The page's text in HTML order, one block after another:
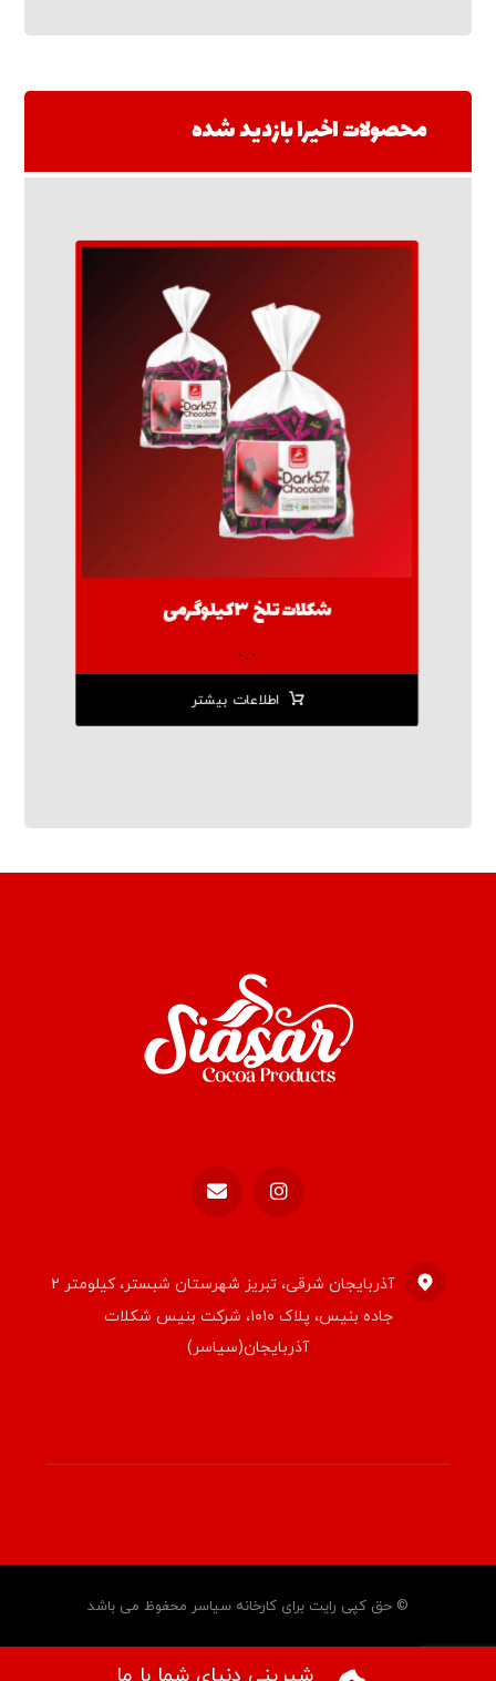
محصولات اخیرا بازدید شده
شکلات تلخ ۳کیلوگرمی
۰.۰
اطلاعات بیشتر
آذربایجان شرقی، تبریز شهرستان شبستر، کیلومتر ۲
جاده بنیس، پلاک ۱۰۱۰، شرکت بنیس شکلات
آذربایجان(سیاسر)
© حق کپی رایت برای کارخانه سیاسر محفوظ می باشد